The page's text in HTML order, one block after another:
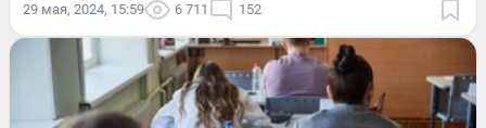
29 мая, 2024, 15:59 6 711 152